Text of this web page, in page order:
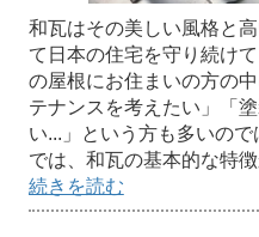
和瓦はその美しい風格と
て日本の住宅を守り続け
の屋根にお住まいの方の
テナンスを考えたい」「
い...」という方も多いの
では、和瓦の基本的な特
続きを読む